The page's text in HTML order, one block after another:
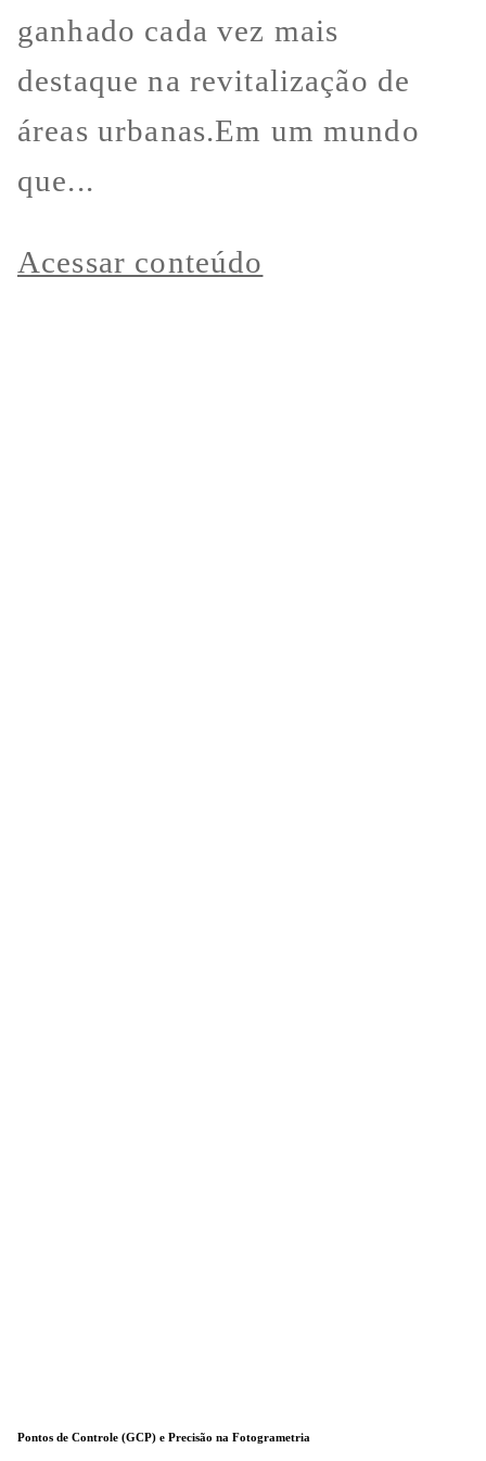
ganhado cada vez mais
destaque na revitalização de
áreas urbanas.Em um mundo
que...
Acessar conteúdo
Pontos de Controle (GCP) e Precisão na Fotogrametria